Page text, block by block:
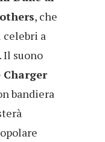
, che
a
Il suono
Charger
bandiera